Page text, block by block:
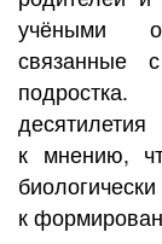
учёными
связанные
к мнению,
к